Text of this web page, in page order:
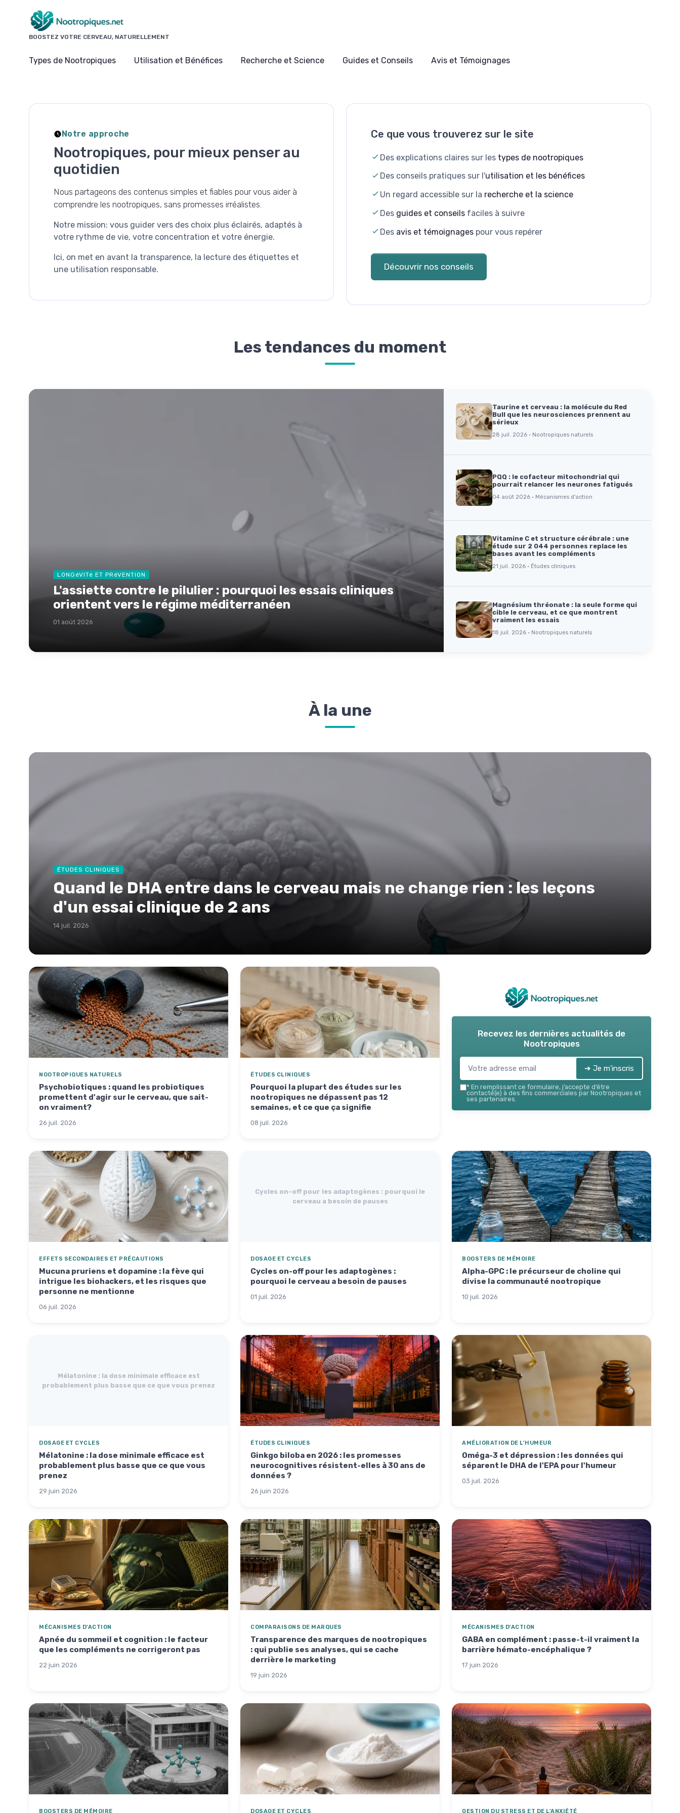
BOOSTEZ VOTRE CERVEAU, NATURELLEMENT
Types de Nootropiques Utilisation et Bénéfices Recherche et Science Guides et Conseils Avis et Témoignages
Notre approche
Nootropiques, pour mieux penser au
quotidien
Nous partageons des contenus simples et fiables pour vous aider à
comprendre les nootropiques, sans promesses irréalistes.
Notre mission: vous guider vers des choix plus éclairés, adaptés à
votre rythme de vie, votre concentration et votre énergie.
Ici, on met en avant la transparence, la lecture des étiquettes et
une utilisation responsable.
Ce que vous trouverez sur le site
Des explications claires sur les types de nootropiques
Des conseils pratiques sur l'utilisation et les bénéfices
Un regard accessible sur la recherche et la science
Des guides et conseils faciles à suivre
Des avis et témoignages pour vous repérer
Découvrir nos conseils
Les tendances du moment
LONGéVITé ET PRéVENTION
L'assiette contre le pilulier : pourquoi les essais cliniques
orientent vers le régime méditerranéen
01 août 2026
Taurine et cerveau : la molécule du Red
Bull que les neurosciences prennent au
sérieux
28 juil. 2026 · Nootropiques naturels
PQQ : le cofacteur mitochondrial qui
pourrait relancer les neurones fatigués
04 août 2026 · Mécanismes d'action
Vitamine C et structure cérébrale : une
étude sur 2 044 personnes replace les
bases avant les compléments
21 juil. 2026 · Études cliniques
Magnésium thréonate : la seule forme qui
cible le cerveau, et ce que montrent
vraiment les essais
18 juil. 2026 · Nootropiques naturels
À la une
ÉTUDES CLINIQUES
Quand le DHA entre dans le cerveau mais ne change rien : les leçons
d'un essai clinique de 2 ans
14 juil. 2026
NOOTROPIQUES NATURELS
Psychobiotiques : quand les probiotiques
promettent d'agir sur le cerveau, que sait-
on vraiment?
26 juil. 2026
ÉTUDES CLINIQUES
Pourquoi la plupart des études sur les
nootropiques ne dépassent pas 12
semaines, et ce que ça signifie
08 juil. 2026
Recevez les dernières actualités de
Nootropiques
➔ Je m'inscris
* En remplissant ce formulaire, j’accepte d’être
contacté(e) à des fins commerciales par Nootropiques et
ses partenaires.
EFFETS SECONDAIRES ET PRÉCAUTIONS
Mucuna pruriens et dopamine : la fève qui
intrigue les biohackers, et les risques que
personne ne mentionne
06 juil. 2026
Cycles on-off pour les adaptogènes : pourquoi le
cerveau a besoin de pauses
DOSAGE ET CYCLES
Cycles on-off pour les adaptogènes :
pourquoi le cerveau a besoin de pauses
01 juil. 2026
BOOSTERS DE MÉMOIRE
Alpha-GPC : le précurseur de choline qui
divise la communauté nootropique
10 juil. 2026
Mélatonine : la dose minimale efficace est
probablement plus basse que ce que vous prenez
DOSAGE ET CYCLES
Mélatonine : la dose minimale efficace est
probablement plus basse que ce que vous
prenez
29 juin 2026
ÉTUDES CLINIQUES
Ginkgo biloba en 2026 : les promesses
neurocognitives résistent-elles à 30 ans de
données ?
26 juin 2026
AMÉLIORATION DE L'HUMEUR
Oméga-3 et dépression : les données qui
séparent le DHA de l'EPA pour l'humeur
03 juil. 2026
MÉCANISMES D'ACTION
Apnée du sommeil et cognition : le facteur
que les compléments ne corrigeront pas
22 juin 2026
COMPARAISONS DE MARQUES
Transparence des marques de nootropiques
: qui publie ses analyses, qui se cache
derrière le marketing
19 juin 2026
MÉCANISMES D'ACTION
GABA en complément : passe-t-il vraiment la
barrière hémato-encéphalique ?
17 juin 2026
BOOSTERS DE MÉMOIRE DOSAGE ET CYCLES GESTION DU STRESS ET DE L'ANXIÉTÉ